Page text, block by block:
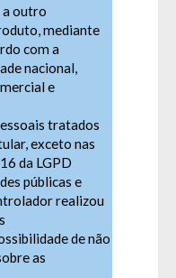
a outro
mediante
com a
nacional,
e
tratados
exceto nas
da LGPD
públicas e
realizou
de não
as
A+
A-
claro e vice versa
DE OLINDA
Qd. 25, nº 15 – Bairro
08h às 14h